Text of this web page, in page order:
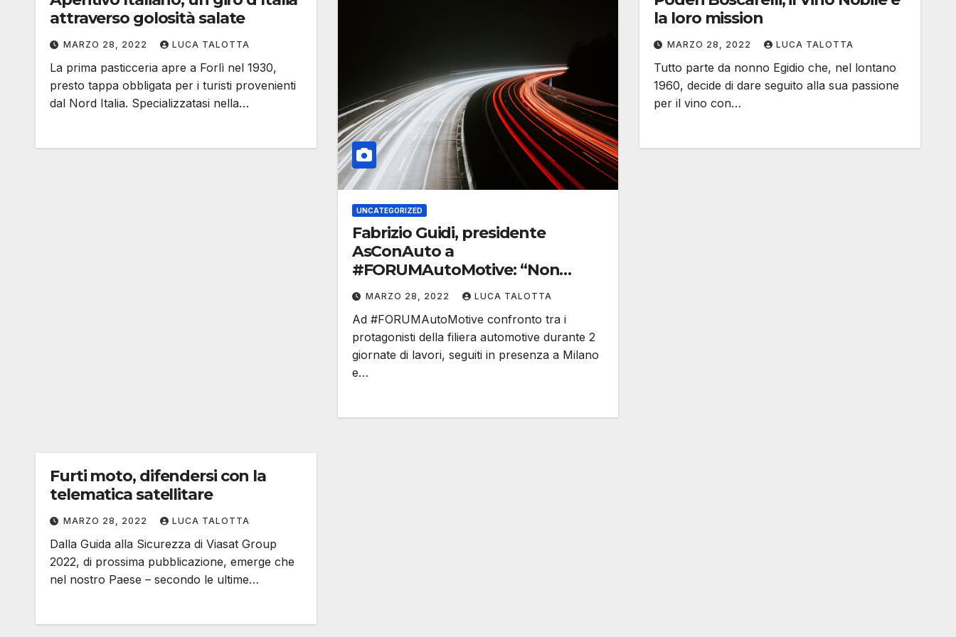
attraverso golosità salate
MARZO 28, 2022 LUCA TALOTTA
La prima pasticceria apre a Forlì nel 1930,
presto tappa obbligata per i turisti provenienti
dal Nord Italia. Specializzatasi nella…
UNCATEGORIZED
Fabrizio Guidi, presidente
AsConAuto a
#FORUMAutoMotive: “Non
piegarsi alle logiche ideologiche”
MARZO 28, 2022 LUCA TALOTTA
Ad #FORUMAutoMotive confronto tra i
protagonisti della filiera automotive durante 2
giornate di lavori, seguiti in presenza a Milano
e…
la loro mission
MARZO 28, 2022 LUCA TALOTTA
Tutto parte da nonno Egidio che, nel lontano
1960, decide di dare seguito alla sua passione
per il vino con…
Furti moto, difendersi con la
telematica satellitare
MARZO 28, 2022 LUCA TALOTTA
Dalla Guida alla Sicurezza di Viasat Group
2022, di prossima pubblicazione, emerge che
nel nostro Paese – secondo le ultime…